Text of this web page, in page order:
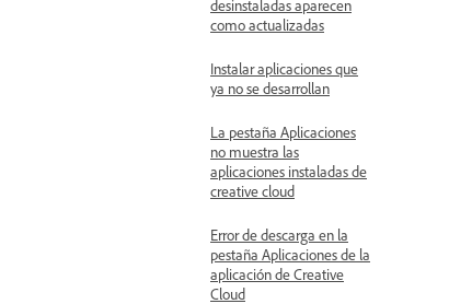
desinstaladas aparecen
como actualizadas
Instalar aplicaciones que
ya no se desarrollan
La pestaña Aplicaciones
no muestra las
aplicaciones instaladas de
creative cloud
Error de descarga en la
pestaña Aplicaciones de la
aplicación de Creative
Cloud